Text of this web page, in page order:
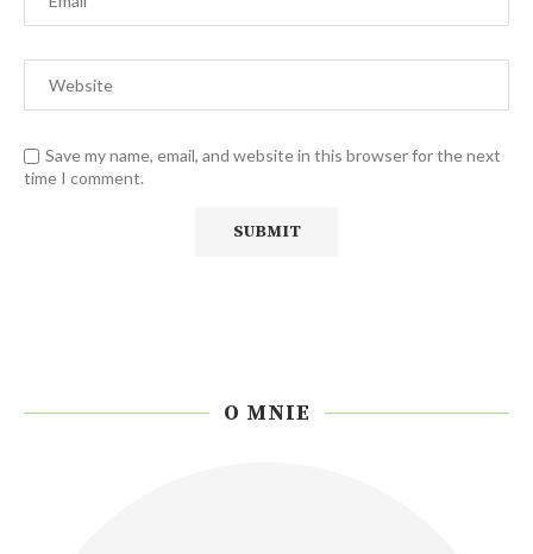
Save my name, email, and website in this browser for the next
time I comment.
O MNIE